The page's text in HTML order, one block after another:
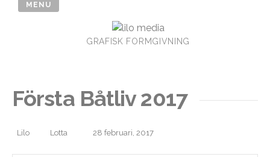
GRAFISK FORMGIVNING
MENU
Första Båtliv 2017
Lilo Lotta 28 februari, 2017